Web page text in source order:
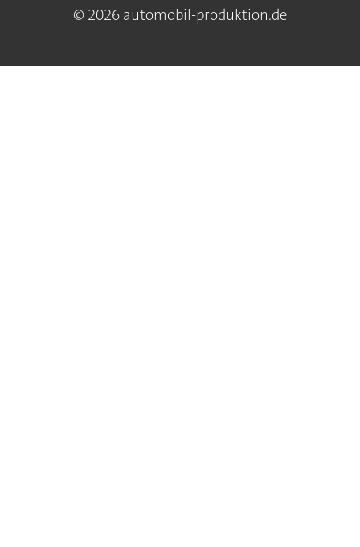
© 2026 automobil-produktion.de